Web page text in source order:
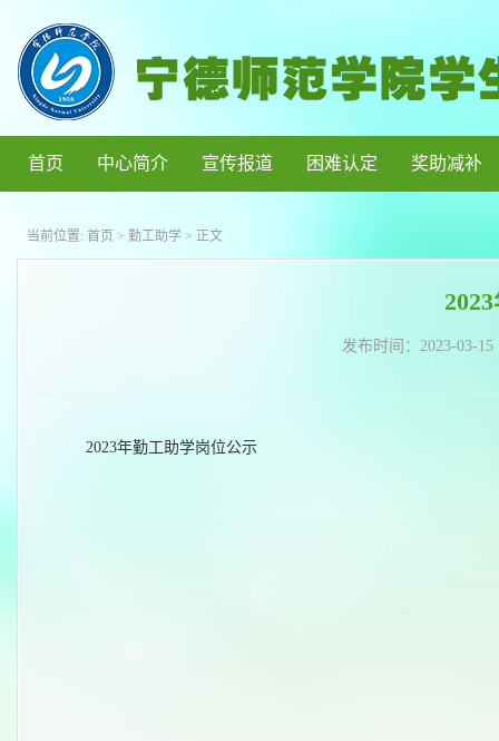
首页 中心简介 宣传报道 困难认定 奖助减补
当前位置: 首页 > 勤工助学 > 正文
发布时间：2023-03-15
2023年勤工助学岗位公示